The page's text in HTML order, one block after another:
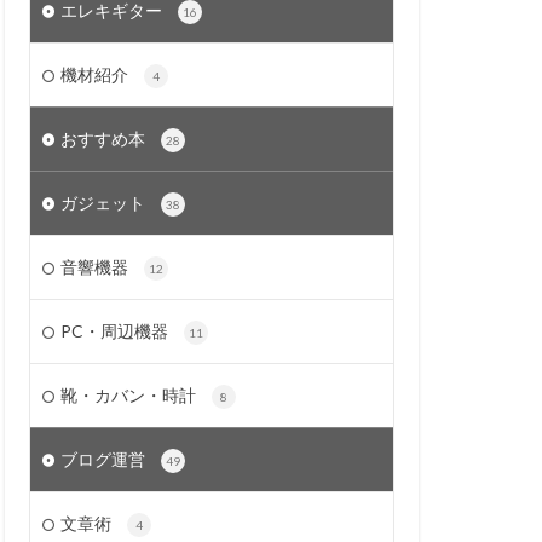
エレキギター 16
機材紹介 4
おすすめ本 28
ガジェット 38
音響機器 12
PC・周辺機器 11
靴・カバン・時計 8
ブログ運営 49
文章術 4